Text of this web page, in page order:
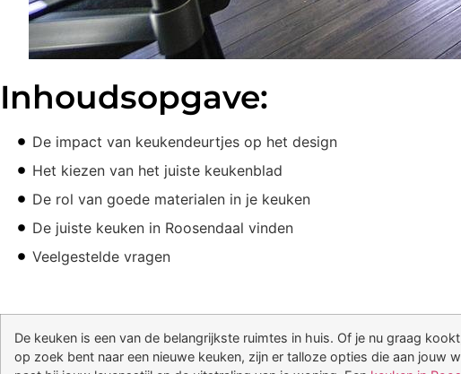
Inhoudsopgave:
De impact van keukendeurtjes op het design
Het kiezen van het juiste keukenblad
De rol van goede materialen in je keuken
De juiste keuken in Roosendaal vinden
Veelgestelde vragen
De keuken is een van de belangrijkste ruimtes in huis. Of je nu graag
op zoek bent naar een nieuwe keuken, zijn er talloze opties die aan jouw